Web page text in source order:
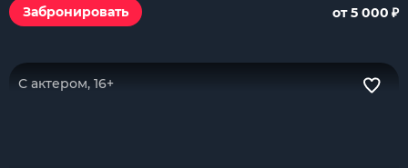
Забронировать
от 5 000 ₽
С актером, 16+